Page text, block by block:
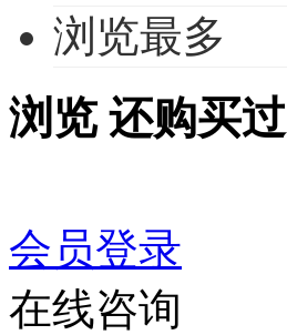
浏览最多
浏览 还购买过
会员登录
在线咨询